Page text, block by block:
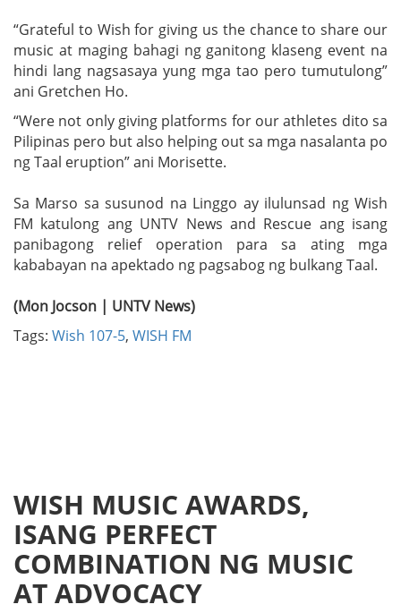
“Grateful to Wish for giving us the chance to share our
music at maging bahagi ng ganitong klaseng event na
hindi lang nagsasaya yung mga tao pero tumutulong”
ani Gretchen Ho.
“Were not only giving platforms for our athletes dito sa
Pilipinas pero but also helping out sa mga nasalanta po
ng Taal eruption” ani Morisette.
Sa Marso sa susunod na Linggo ay ilulunsad ng Wish
FM katulong ang UNTV News and Rescue ang isang
panibagong relief operation para sa ating mga
kababayan na apektado ng pagsabog ng bulkang Taal.
(Mon Jocson | UNTV News)
Tags: Wish 107-5, WISH FM
WISH MUSIC AWARDS,
ISANG PERFECT
COMBINATION NG MUSIC
AT ADVOCACY